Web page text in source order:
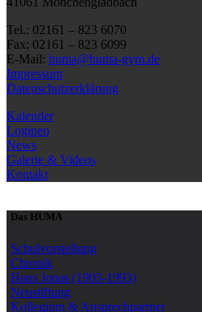
Tel.: 02161 – 823 6070
Fax: 02161 – 823 6099
E-Mail: huma@huma-gym.de
Impressum
Datenschutzerklärung
Kalender
Logineo
News
Galerie & Videos
Kontakt
Das HUMA
Schulvorstellung
Chronik
Hans Jonas (1903-1993)
Neustiftung
Kollegium & Ansprechpartner